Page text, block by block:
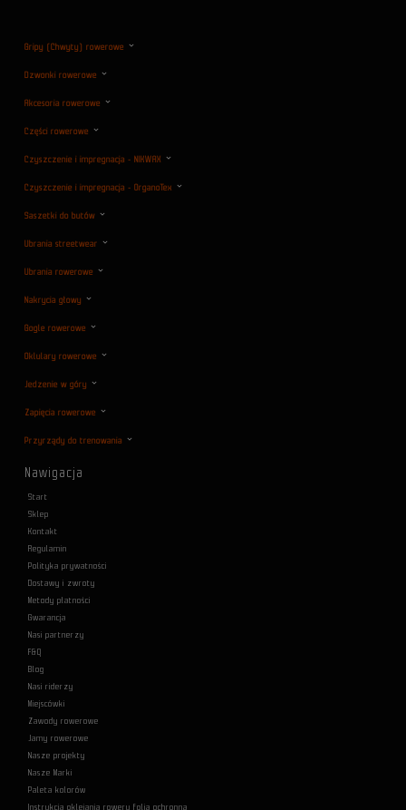
Gripy (Chwyty) rowerowe
Dzwonki rowerowe
Akcesoria rowerowe
Części rowerowe
Czyszczenie i impregnacja - NIKWAX
Czyszczenie i impregnacja - OrganoTex
Saszetki do butów
Ubrania streetwear
Ubrania rowerowe
Nakrycia głowy
Gogle rowerowe
Oklulary rowerowe
Jedzenie w góry
Zapięcia rowerowe
Przyrządy do trenowania
Nawigacja
Start
Sklep
Kontakt
Regulamin
Polityka prywatności
Dostawy i zwroty
Metody płatności
Gwarancja
Nasi partnerzy
F&Q
Blog
Nasi riderzy
Miejscówki
Zawody rowerowe
Jamy rowerowe
Nasze projekty
Nasze Marki
Paleta kolorów
Instrukcja oklejania roweru folią ochronną